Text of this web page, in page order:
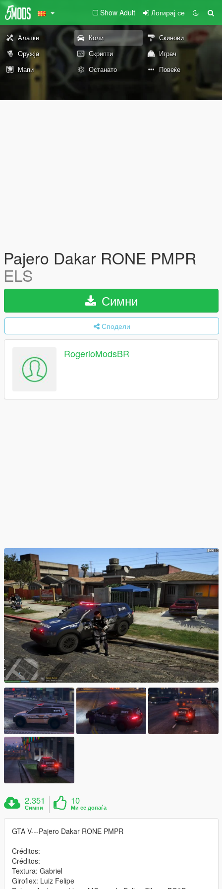
Show Adult Логирај се
Алатки Коли
Скинови
Оружја
Скрипти
Играч
Мапи
Останато Повеќе
Pajero Dakar RONE PMPR
ELS
Симни
Сподели
RogerioModsBR
2.351
Симни
10
Ми се допаѓа
GTA V---Pajero Dakar RONE PMPR
Créditos:
Créditos:
Textura: Gabriel
Giroflex: Luiz Felipe